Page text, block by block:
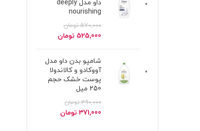
داو مدل deeply
nourishing
570,000 تومان
قیمت
570,000 تومان
بود.
525,000 تومان
است.
شامپو بدن داو مدل
آووکادو و کالاندولا
پوست خشک حجم
250 میل
390,000 تومان
قیمت
371,000 تومان